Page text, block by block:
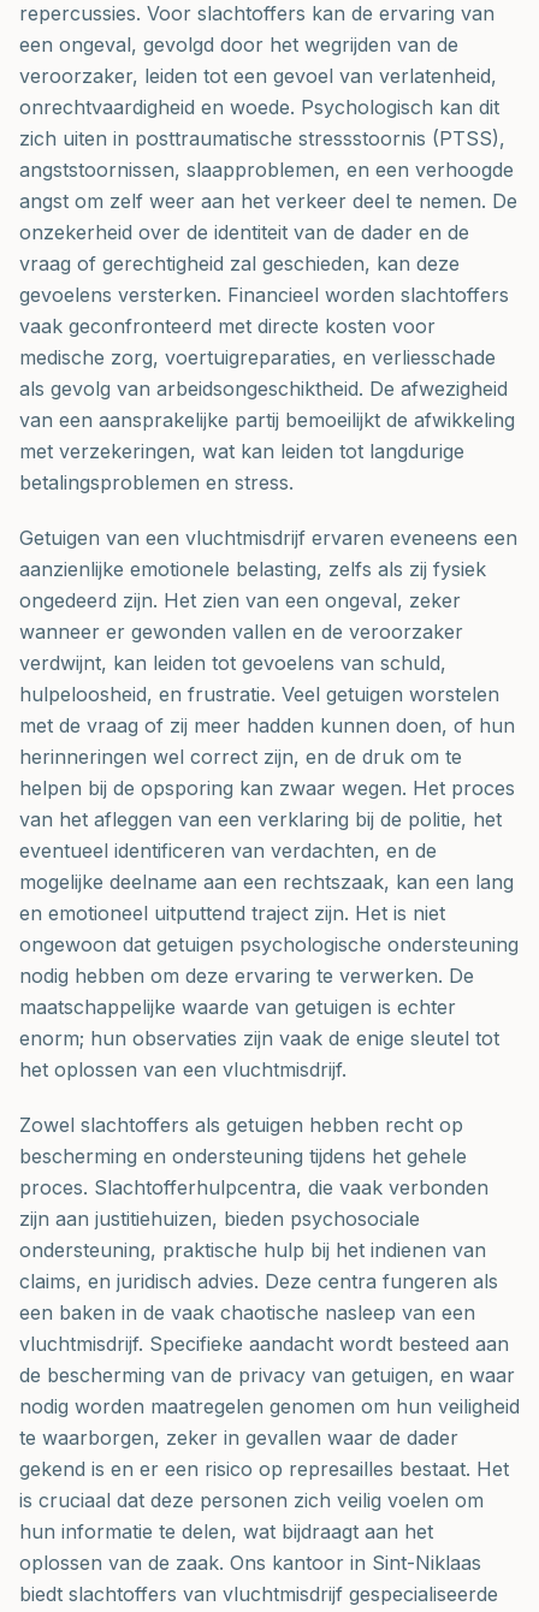
repercussies. Voor slachtoffers kan de ervaring van
een ongeval, gevolgd door het wegrijden van de
veroorzaker, leiden tot een gevoel van verlatenheid,
onrechtvaardigheid en woede. Psychologisch kan dit
zich uiten in posttraumatische stressstoornis (PTSS),
angststoornissen, slaapproblemen, en een verhoogde
angst om zelf weer aan het verkeer deel te nemen. De
onzekerheid over de identiteit van de dader en de
vraag of gerechtigheid zal geschieden, kan deze
gevoelens versterken. Financieel worden slachtoffers
vaak geconfronteerd met directe kosten voor
medische zorg, voertuigreparaties, en verliesschade
als gevolg van arbeidsongeschiktheid. De afwezigheid
van een aansprakelijke partij bemoeilijkt de afwikkeling
met verzekeringen, wat kan leiden tot langdurige
betalingsproblemen en stress.
Getuigen van een vluchtmisdrijf ervaren eveneens een
aanzienlijke emotionele belasting, zelfs als zij fysiek
ongedeerd zijn. Het zien van een ongeval, zeker
wanneer er gewonden vallen en de veroorzaker
verdwijnt, kan leiden tot gevoelens van schuld,
hulpeloosheid, en frustratie. Veel getuigen worstelen
met de vraag of zij meer hadden kunnen doen, of hun
herinneringen wel correct zijn, en de druk om te
helpen bij de opsporing kan zwaar wegen. Het proces
van het afleggen van een verklaring bij de politie, het
eventueel identificeren van verdachten, en de
mogelijke deelname aan een rechtszaak, kan een lang
en emotioneel uitputtend traject zijn. Het is niet
ongewoon dat getuigen psychologische ondersteuning
nodig hebben om deze ervaring te verwerken. De
maatschappelijke waarde van getuigen is echter
enorm; hun observaties zijn vaak de enige sleutel tot
het oplossen van een vluchtmisdrijf.
Zowel slachtoffers als getuigen hebben recht op
bescherming en ondersteuning tijdens het gehele
proces. Slachtofferhulpcentra, die vaak verbonden
zijn aan justitiehuizen, bieden psychosociale
ondersteuning, praktische hulp bij het indienen van
claims, en juridisch advies. Deze centra fungeren als
een baken in de vaak chaotische nasleep van een
vluchtmisdrijf. Specifieke aandacht wordt besteed aan
de bescherming van de privacy van getuigen, en waar
nodig worden maatregelen genomen om hun veiligheid
te waarborgen, zeker in gevallen waar de dader
gekend is en er een risico op represailles bestaat. Het
is cruciaal dat deze personen zich veilig voelen om
hun informatie te delen, wat bijdraagt aan het
oplossen van de zaak. Ons kantoor in Sint-Niklaas
biedt slachtoffers van vluchtmisdrijf gespecialiseerde